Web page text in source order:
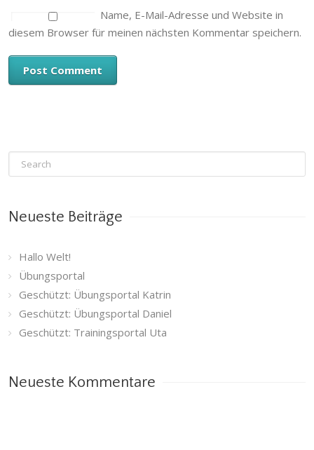
Name, E-Mail-Adresse und Website in
diesem Browser für meinen nächsten Kommentar speichern.
Neueste Beiträge
Hallo Welt!
Übungsportal
Geschützt: Übungsportal Katrin
Geschützt: Übungsportal Daniel
Geschützt: Trainingsportal Uta
Neueste Kommentare